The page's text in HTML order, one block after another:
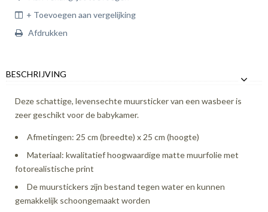
+ Toevoegen aan vergelijking
Afdrukken
BESCHRIJVING
Deze schattige, levensechte muursticker van een wasbeer is
zeer geschikt voor de babykamer.
Afmetingen: 25 cm (breedte) x 25 cm (hoogte)
Materiaal: kwalitatief hoogwaardige matte muurfolie met
fotorealistische print
De muurstickers zijn bestand tegen water en kunnen
gemakkelijk schoongemaakt worden